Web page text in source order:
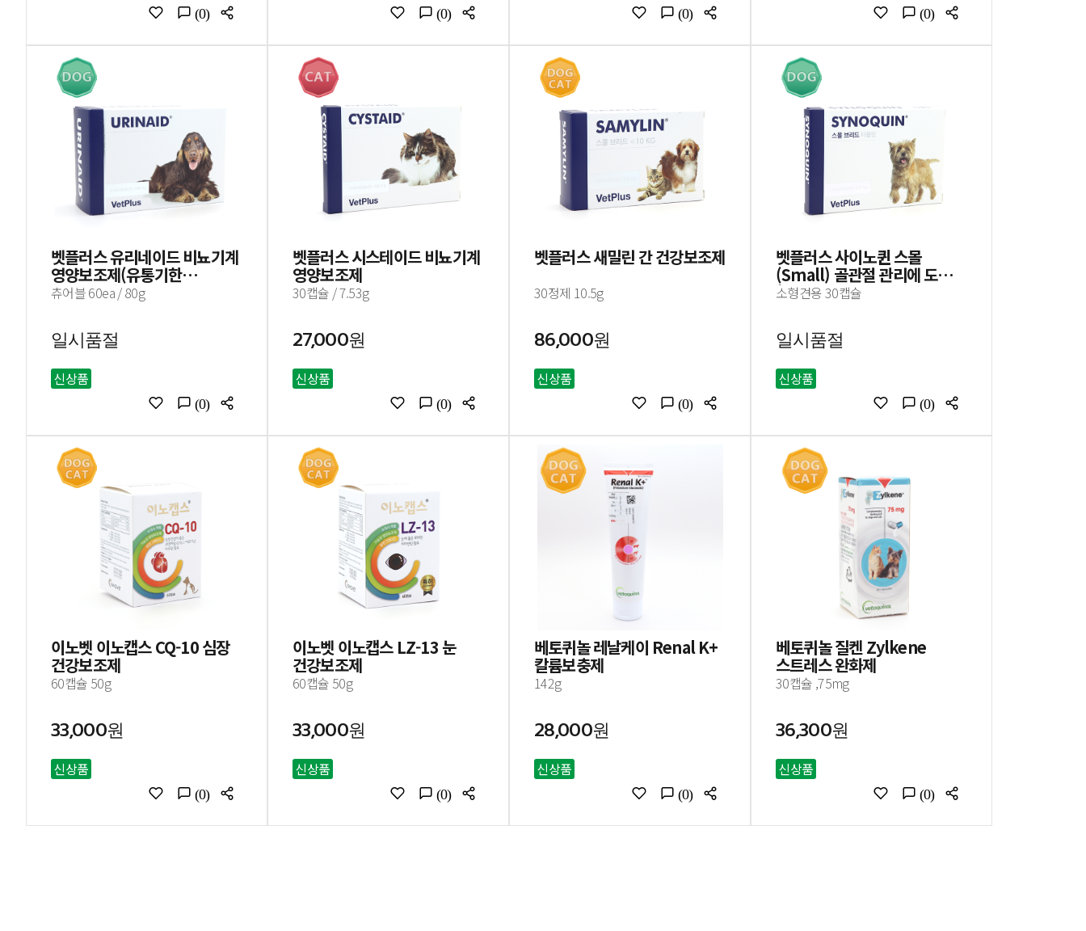
(0) (0) (0) (0)
벳플러스 유리네이드 비뇨기계
영양보조제(유통기한
24.05.11)
츄어블 60ea / 80g
일시품절
신상품
(0)
벳플러스 시스테이드 비뇨기계
영양보조제
30캡슐 / 7.53g
27,000원
신상품
(0)
벳플러스 새밀린 간 건강보조제
30정제 10.5g
86,000원
신상품
(0)
벳플러스 사이노퀸 스몰
(Small) 골관절 관리에 도움
(유통기한 24.04.20)
소형견용 30캡슐
일시품절
신상품
(0)
이노벳 이노캡스 CQ-10 심장
건강보조제
60캡슐 50g
33,000원
신상품
(0)
이노벳 이노캡스 LZ-13 눈
건강보조제
60캡슐 50g
33,000원
신상품
(0)
베토퀴놀 레날케이 Renal K+
칼륨보충제
142g
28,000원
신상품
(0)
베토퀴놀 질켄 Zylkene
스트레스 완화제
30캡슐 ,75mg
36,300원
신상품
(0)